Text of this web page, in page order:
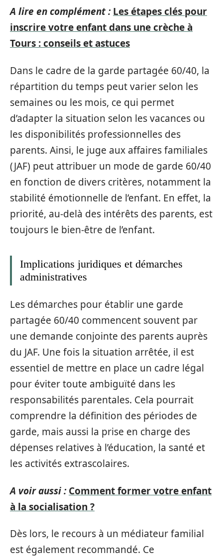
A lire en complément : Les étapes clés pour
inscrire votre enfant dans une crèche à
Tours : conseils et astuces
Dans le cadre de la garde partagée 60/40, la
répartition du temps peut varier selon les
semaines ou les mois, ce qui permet
d’adapter la situation selon les vacances ou
les disponibilités professionnelles des
parents. Ainsi, le juge aux affaires familiales
(JAF) peut attribuer un mode de garde 60/40
en fonction de divers critères, notamment la
stabilité émotionnelle de l’enfant. En effet, la
priorité, au-delà des intérêts des parents, est
toujours le bien-être de l’enfant.
Implications juridiques et démarches
administratives
Les démarches pour établir une garde
partagée 60/40 commencent souvent par
une demande conjointe des parents auprès
du JAF. Une fois la situation arrêtée, il est
essentiel de mettre en place un cadre légal
pour éviter toute ambiguïté dans les
responsabilités parentales. Cela pourrait
comprendre la définition des périodes de
garde, mais aussi la prise en charge des
dépenses relatives à l’éducation, la santé et
les activités extrascolaires.
A voir aussi : Comment former votre enfant
à la socialisation ?
Dès lors, le recours à un médiateur familial
est également recommandé. Ce